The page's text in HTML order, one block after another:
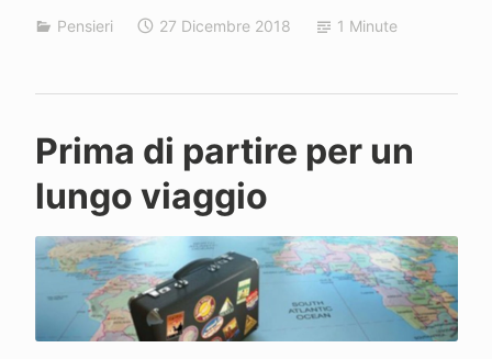
Pensieri 27 Dicembre 2018 1 Minute
Prima di partire per un
lungo viaggio
P
a
o
o